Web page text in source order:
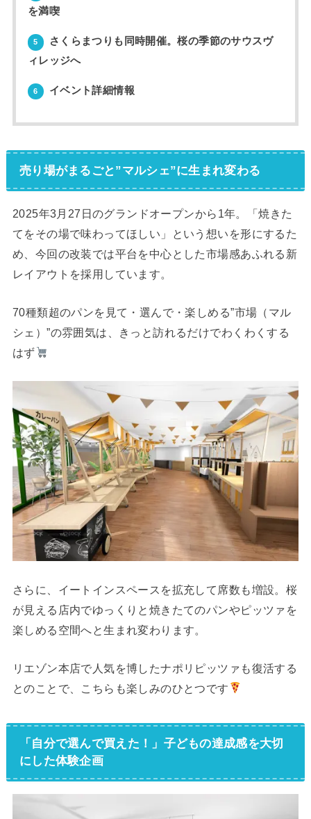
を満喫
5
さくらまつりも同時開催。桜の季節のサウスヴ
ィレッジへ
6 イベント詳細情報
売り場がまるごと”マルシェ”に生まれ変わる
2025年3月27日のグランドオープンから1年。「焼きた
てをその場で味わってほしい」という想いを形にするた
め、今回の改装では平台を中心とした市場感あふれる新
レイアウトを採用しています。
70種類超のパンを見て・選んで・楽しめる”市場（マル
シェ）”の雰囲気は、きっと訪れるだけでわくわくする
はず
さらに、イートインスペースを拡充して席数も増設。桜
が見える店内でゆっくりと焼きたてのパンやピッツァを
楽しめる空間へと生まれ変わります。
リエゾン本店で人気を博したナポリピッツァも復活する
とのことで、こちらも楽しみのひとつです
「自分で選んで買えた！」子どもの達成感を大切
にした体験企画